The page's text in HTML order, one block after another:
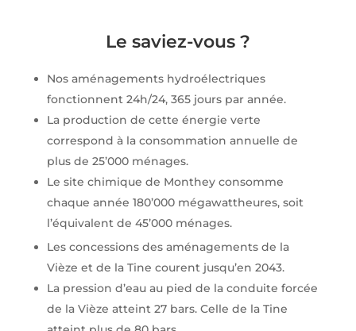
Le saviez-vous ?
Nos aménagements hydroélectriques
fonctionnent 24h/24, 365 jours par année.
La production de cette énergie verte
correspond à la consommation annuelle de
plus de 25’000 ménages.
Le site chimique de Monthey consomme
chaque année 180’000 mégawattheures, soit
l’équivalent de 45’000 ménages.
Les concessions des aménagements de la
Vièze et de la Tine courent jusqu’en 2043.
La pression d’eau au pied de la conduite forcée
de la Vièze atteint 27 bars. Celle de la Tine